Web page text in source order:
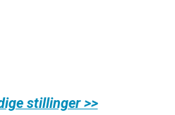
stillinger >>